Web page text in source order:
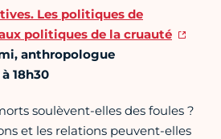
Les politiques de
politiques de la cruauté
anthropologue
18h30
soulèvent-elles des foules ?
et les relations peuvent-elles